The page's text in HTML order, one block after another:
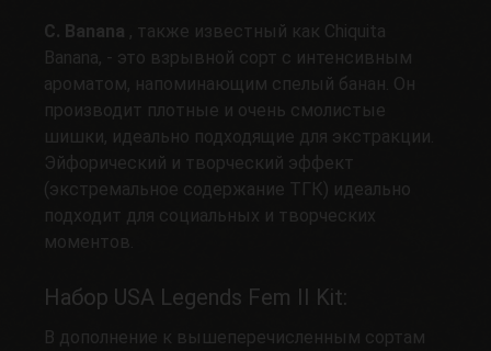
C. Banana , также известный как Chiquita
Banana, - это взрывной сорт с интенсивным
ароматом, напоминающим спелый банан. Он
производит плотные и очень смолистые
шишки, идеально подходящие для экстракции.
Эйфорический и творческий эффект
(экстремальное содержание ТГК) идеально
подходит для социальных и творческих
моментов.
Набор USA Legends Fem II Kit:
В дополнение к вышеперечисленным сортам